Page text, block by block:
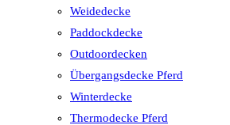
Weidedecke
Paddockdecke
Outdoordecken
Übergangsdecke Pferd
Winterdecke
Thermodecke Pferd